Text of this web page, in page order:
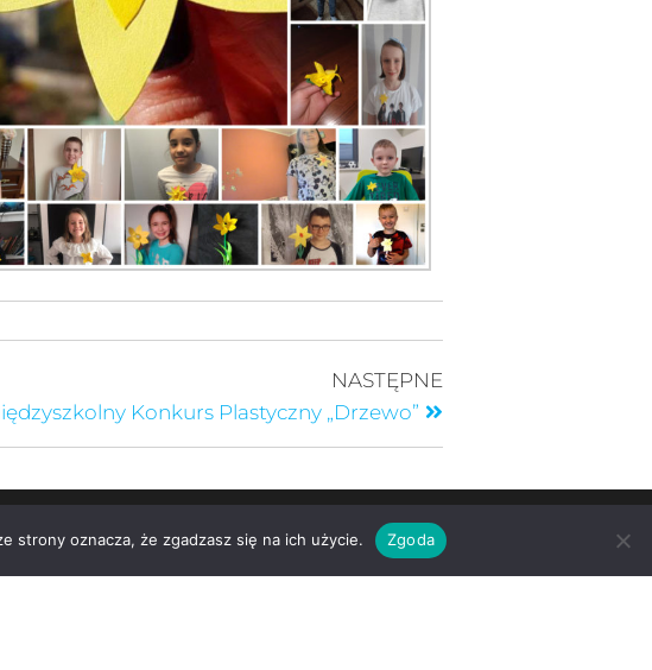
NASTĘPNE
Konkurs Plastyczny „Drzewo”
strony oznacza, że zgadzasz się na ich użycie. Zgoda